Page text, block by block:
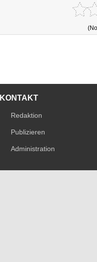
KONTAKT
Redaktion
Publizieren
Administration